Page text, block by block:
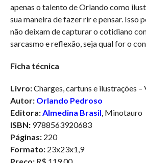
apenas o talento de Orlando como
sua maneira de fazer rir e pensar. Isso
não deixam de capturar o cotidiano
sarcasmo e reflexão, seja qual for o
Ficha técnica
Livro:Charges, cartuns e ilustrações –
Autor: Orlando Pedroso
Editora: Almedina Brasil , Minotauro
ISBN:9788563920683
Páginas:220
Formato:23x23x1,9